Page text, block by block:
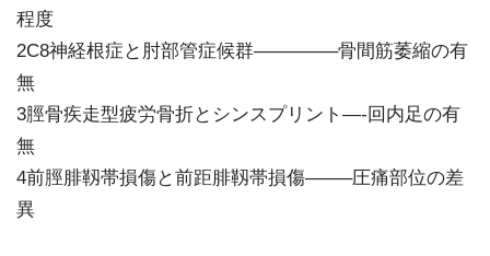
程度
2C8神経根症と肘部管症候群————–骨間筋萎縮の有
無
3脛骨疾走型疲労骨折とシンスプリント—-回内足の有
無
4前脛腓靱帯損傷と前距腓靱帯損傷——–圧痛部位の差
異